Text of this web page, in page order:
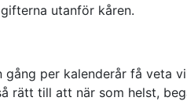
utanför kåren.
per kalenderår få veta
rätt till att när som helst,